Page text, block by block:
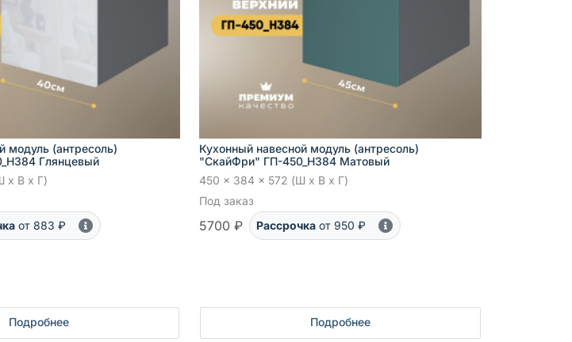
модуль (антресоль)
Глянцевый
x В x Г)
от 883 ₽
Подробнее
Кухонный навесной модуль (антресоль)
"СкайФри" ГП-450_Н384 Матовый
450 x 384 x 572 (Ш x В x Г)
Под заказ
5700 ₽ Рассрочка от 950 ₽
Подробнее